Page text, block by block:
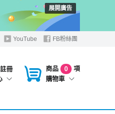
展開廣告
YouTube FB粉絲團
註冊
商品 0
項
購物車